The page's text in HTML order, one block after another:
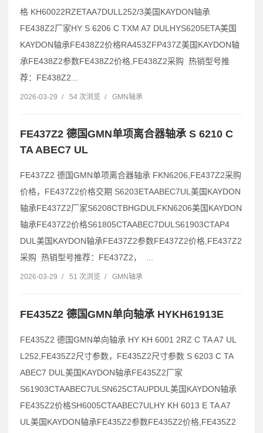
格 KH60022RZETAA7DULL252/3美国KAYDON轴承
FE438Z2厂家HY S 6206 C TXM A7 DULHYS6205ETA美国
KAYDON轴承FE438Z2价格RA453ZFP437Z美国KAYDON轴
承FE438Z2参数FE438Z2价格,FE438Z2采购 热销型号推
荐：FE438Z2...
2026-03-29 / 54 次浏览 / GMN轴承
FE437Z2 德国GMN单项离合器轴承 S 6210 C
TA ABEC7 UL
FE437Z2 德国GMN单项离合器轴承 FKN6206,FE437Z2采购
价格，FE437Z2价格交期 S6203ETAABEC7UL美国KAYDON
轴承FE437Z2厂家S6208CTBHGDULFKN6206美国KAYDON
轴承FE437Z2价格S61805CTAABEC7DULS61903CTAP4
DUL美国KAYDON轴承FE437Z2参数FE437Z2价格,FE437Z2
采购 热销型号推荐：FE437Z2， ...
2026-03-29 / 51 次浏览 / GMN轴承
FE435Z2 德国GMN单向轴承 HYKH61913E
FE435Z2 德国GMN单向轴承 HY KH 6001 2RZ C TA A7 UL
L252,FE435Z2尺寸参数，FE435Z2尺寸参数 S 6203 C TA
ABEC7 DUL美国KAYDON轴承FE435Z2厂家
S61903CTAABEC7ULSN625CTAUPDUL美国KAYDON轴承
FE435Z2价格SH6005CTAABEC7ULHY KH 6013 E TA A7
UL美国KAYDON轴承FE435Z2参数FE435Z2价格,FE435Z2